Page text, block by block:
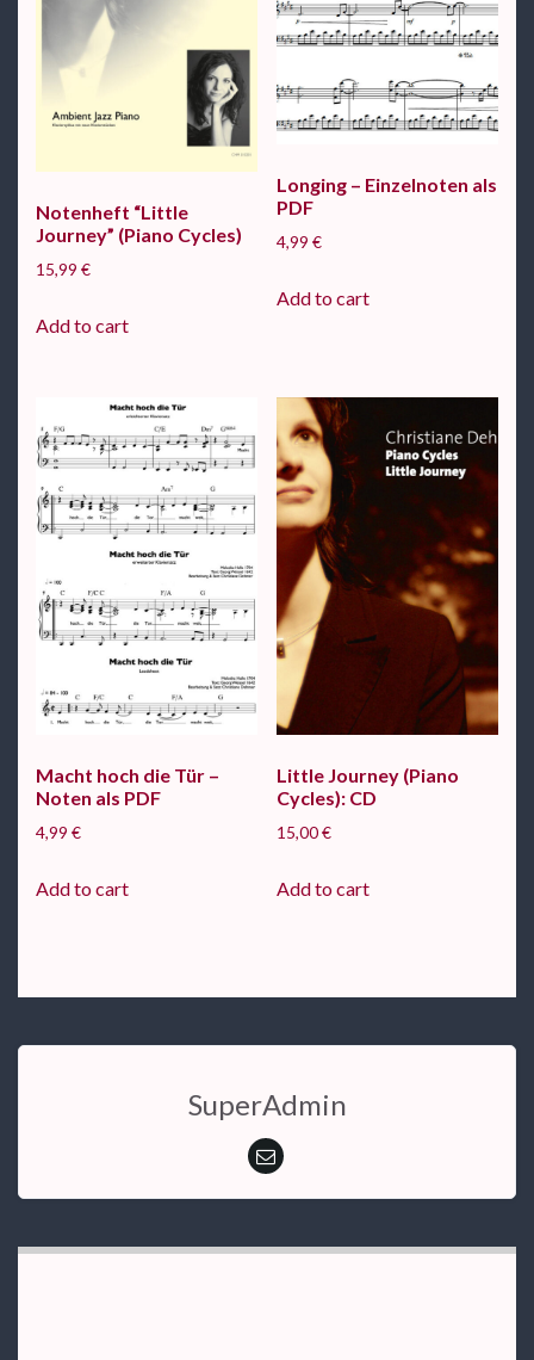
Notenheft “Little
Journey” (Piano Cycles)
15,99 €
Add to cart
Longing – Einzelnoten als
PDF
4,99 €
Add to cart
Macht hoch die Tür –
Noten als PDF
4,99 €
Add to cart
Little Journey (Piano
Cycles): CD
15,00€
Add to cart
SuperAdmin